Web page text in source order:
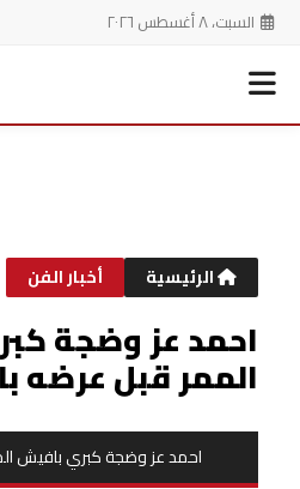
السبت، ٨ أغسطس ٢٠٢٦
الرئيسية أخبار الفن
احمد عز وضجة
الممر قبل عرضه
احمد عز وضجة كبري بافيش